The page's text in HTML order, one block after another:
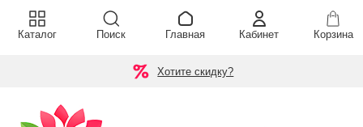
Хотите скидку?
Каталог Поиск Главная Кабинет Корзина